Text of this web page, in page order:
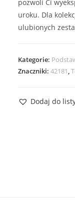
pozwoli Ci
uroku. Dla
ulubionych
Kategorie:
Znaczniki: 42181,
Dodaj do